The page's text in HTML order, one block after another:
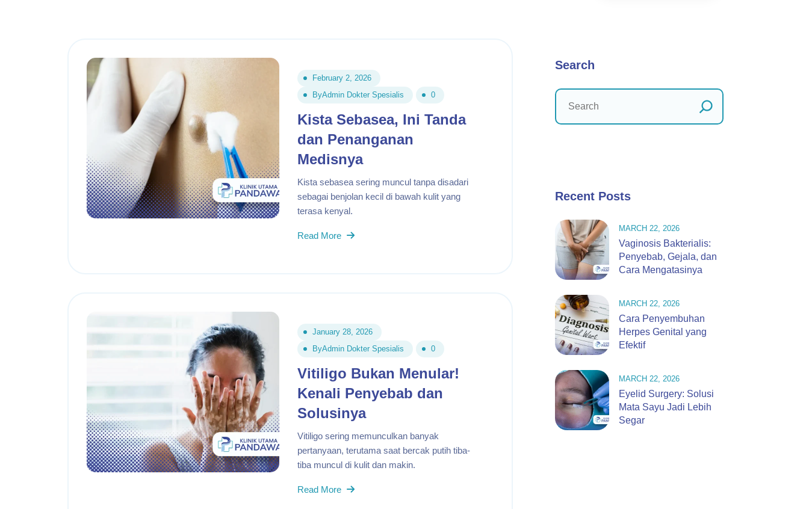
February 2, 2026
ByAdmin Dokter Spesialis 0
Kista Sebasea, Ini Tanda
dan Penanganan
Medisnya
Kista sebasea sering muncul tanpa disadari
sebagai benjolan kecil di bawah kulit yang
terasa kenyal.
Read More
January 28, 2026
ByAdmin Dokter Spesialis 0
Vitiligo Bukan Menular!
Kenali Penyebab dan
Solusinya
Vitiligo sering memunculkan banyak
pertanyaan, terutama saat bercak putih tiba-
tiba muncul di kulit dan makin.
Read More
Search
Recent Posts
MARCH 22, 2026
Vaginosis Bakterialis:
Penyebab, Gejala, dan
Cara Mengatasinya
MARCH 22, 2026
Cara Penyembuhan
Herpes Genital yang
Efektif
MARCH 22, 2026
Eyelid Surgery: Solusi
Mata Sayu Jadi Lebih
Segar